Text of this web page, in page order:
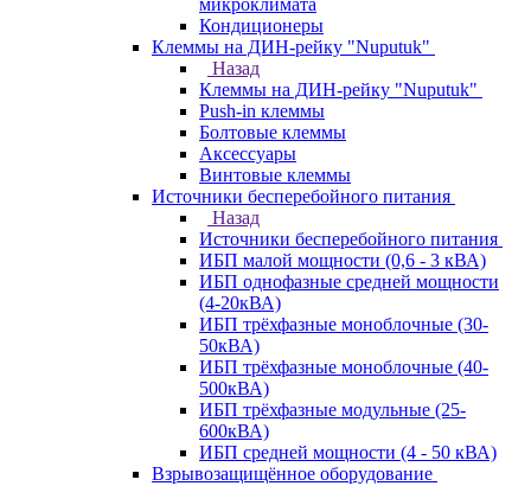
микроклимата
Кондиционеры
Клеммы на ДИН-рейку "Nuputuk"
Назад
Клеммы на ДИН-рейку "Nuputuk"
Push-in клеммы
Болтовые клеммы
Аксессуары
Винтовые клеммы
Источники бесперебойного питания
Назад
Источники бесперебойного питания
ИБП малой мощности (0,6 - 3 кВА)
ИБП однофазные средней мощности
(4-20кВА)
ИБП трёхфазные моноблочные (30-
50кВА)
ИБП трёхфазные моноблочные (40-
500кВА)
ИБП трёхфазные модульные (25-
600кВА)
ИБП средней мощности (4 - 50 кВА)
Взрывозащищённое оборудование